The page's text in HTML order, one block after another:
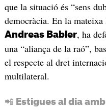
que la situació és “sens
democràcia. En la
Andreas Babler, ha
una “aliança de la raó”,
el respecte al dret
multilateral.
📲 Estigues al dia